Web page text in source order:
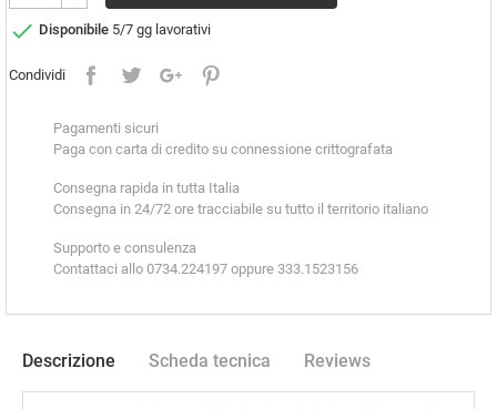
 Disponibile 5/7 gg lavorativi
Condividi
Pagamenti sicuri
Paga con carta di credito su connessione crittografata
Consegna rapida in tutta Italia
Consegna in 24/72 ore tracciabile su tutto il territorio italiano
Supporto e consulenza
Contattaci allo 0734.224197 oppure 333.1523156
Descrizione Scheda tecnica Reviews